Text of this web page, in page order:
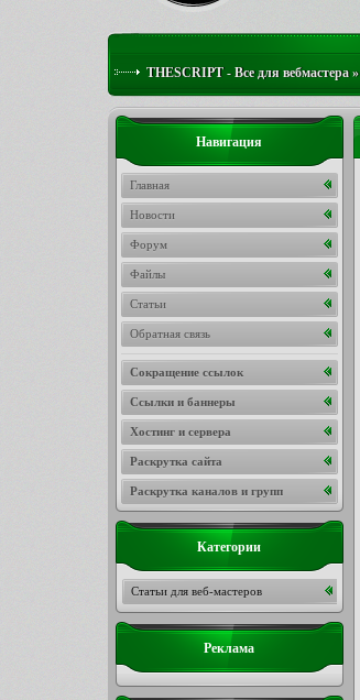
THESCRIPT - Все для вебмастера»
Навигация
Главная
Новости
Форум
Файлы
Статьи
Обратная связь
Сокращение ссылок
Ссылки и баннеры
Хостинг и сервера
Раскрутка сайта
Раскрутка каналов и групп
Категории
Статьи для веб-мастеров
Реклама